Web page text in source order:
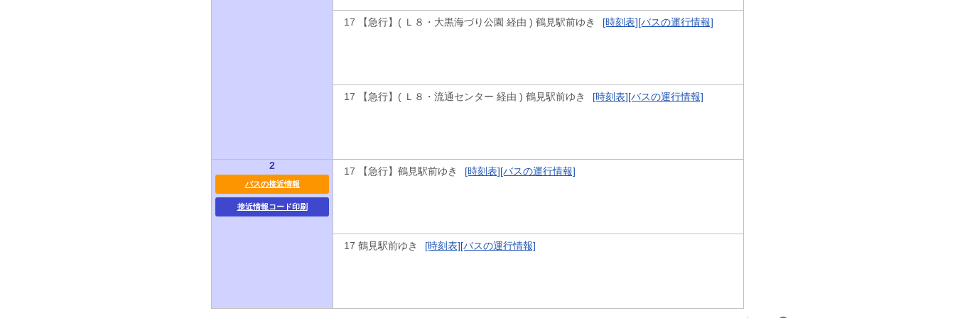
17 【急行】( Ｌ８・大黒海づり公園 経由 ) 鶴見駅前ゆき [時刻表][バスの運行情報]
17 【急行】( Ｌ８・流通センター 経由 ) 鶴見駅前ゆき [時刻表][バスの運行情報]
2
バスの接近情報
接近情報コード印刷
17 【急行】鶴見駅前ゆき [時刻表][バスの運行情報]
17 鶴見駅前ゆき [時刻表][バスの運行情報]